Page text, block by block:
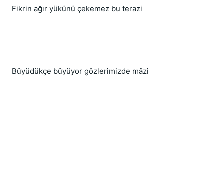
Fikrin ağır yükünü çekemez bu terazi
Büyüdükçe büyüyor gözlerimizde mâzi